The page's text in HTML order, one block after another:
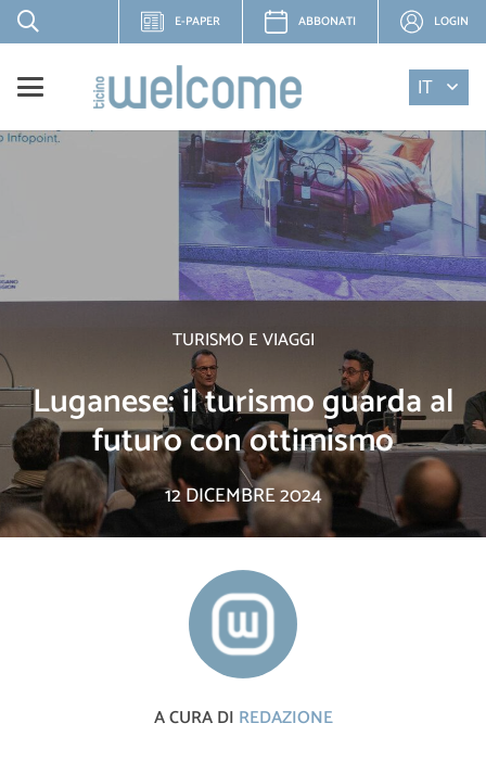
E-PAPER ABBONATI LOGIN
IT
TURISMO E VIAGGI
Luganese: il turismo guarda al
futuro con ottimismo
12 DICEMBRE 2024
A CURA DI REDAZIONE